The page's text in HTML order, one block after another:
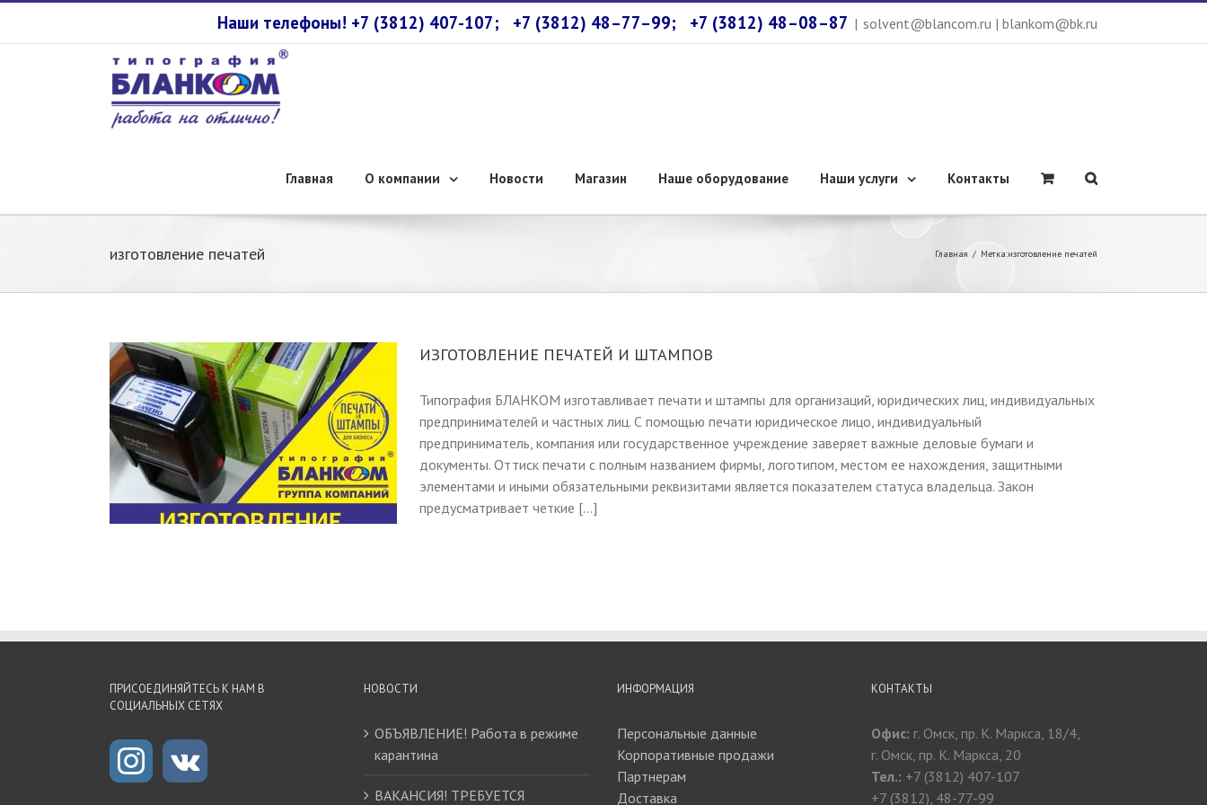
Наши телефоны! +7 (3812) 407-107; +7 (3812) 48–77–99; +7 (3812) 48–08–87 | solvent@blancom.ru | blankom@bk.ru
Главная О компании Новости Магазин Наше оборудование Наши услуги Контакты
изготовление печатей Главная / Метка:изготовление печатей
ИЗГОТОВЛЕНИЕ ПЕЧАТЕЙ И ШТАМПОВ
Типография БЛАНКОМ изготавливает печати и штампы для организаций, юридических лиц, индивидуальных
предпринимателей и частных лиц. С помощью печати юридическое лицо, индивидуальный
предприниматель, компания или государственное учреждение заверяет важные деловые бумаги и
документы. Оттиск печати с полным названием фирмы, логотипом, местом ее нахождения, защитными
элементами и иными обязательными реквизитами является показателем статуса владельца. Закон
предусматривает четкие [...]
ПРИСОЕДИНЯЙТЕСЬ К НАМ В
СОЦИАЛЬНЫХ СЕТЯХ
НОВОСТИ
ОБЪЯВЛЕНИЕ! Работа в режиме
карантина
ВАКАНСИЯ! ТРЕБУЕТСЯ
ИНФОРМАЦИЯ
Персональные данные
Корпоративные продажи
Партнерам
Доставка
КОНТАКТЫ
Офис: г. Омск, пр. К. Маркса, 18/4,
г. Омск, пр. К. Маркса, 20
Тел.: +7 (3812) 407-107
+7 (3812), 48-77-99